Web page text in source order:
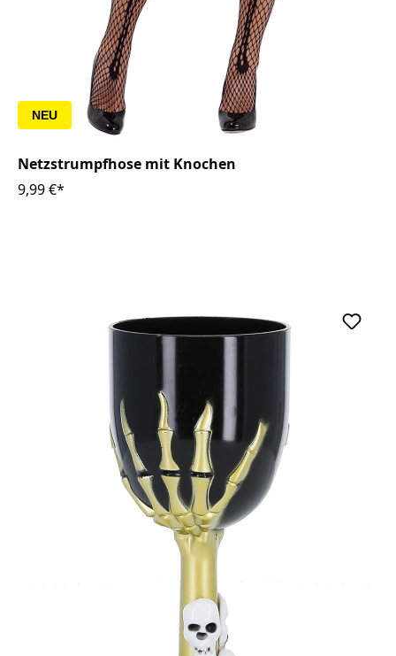
NEU
Netzstrumpfhose mit Knochen
9,99 €*